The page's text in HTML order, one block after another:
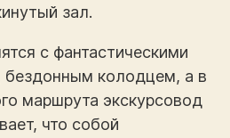
зал.
с фантастическими
бездонным колодцем, а в
маршрута экскурсовод
что собой